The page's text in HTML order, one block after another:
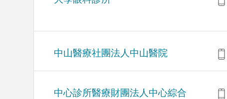
中山醫療社團法人中山醫院
中心診所醫療財團法人中心綜合